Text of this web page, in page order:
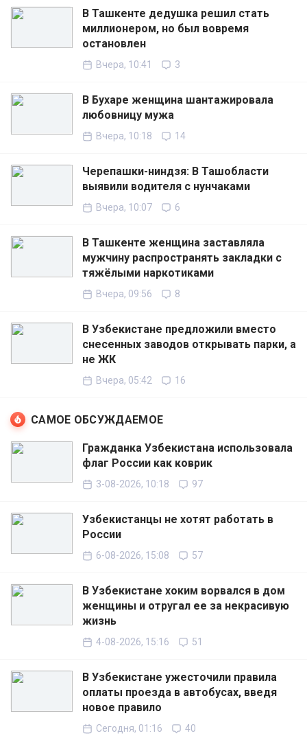
В Ташкенте дедушка решил стать
миллионером, но был вовремя
остановлен
Вчера, 10:41 3
В Бухаре женщина шантажировала
любовницу мужа
Вчера, 10:18 14
Черепашки-ниндзя: В Ташобласти
выявили водителя с нунчаками
Вчера, 10:07 6
В Ташкенте женщина заставляла
мужчину распространять закладки с
тяжёлыми наркотиками
Вчера, 09:56 8
В Узбекистане предложили вместо
снесенных заводов открывать парки, а
не ЖК
Вчера, 05:42 16
САМОЕ ОБСУЖДАЕМОЕ
Гражданка Узбекистана использовала
флаг России как коврик
3-08-2026, 10:18 97
Узбекистанцы не хотят работать в
России
6-08-2026, 15:08 57
В Узбекистане хоким ворвался в дом
женщины и отругал ее за некрасивую
жизнь
4-08-2026, 15:16 51
В Узбекистане ужесточили правила
оплаты проезда в автобусах, введя
новое правило
Сегодня, 01:16 40